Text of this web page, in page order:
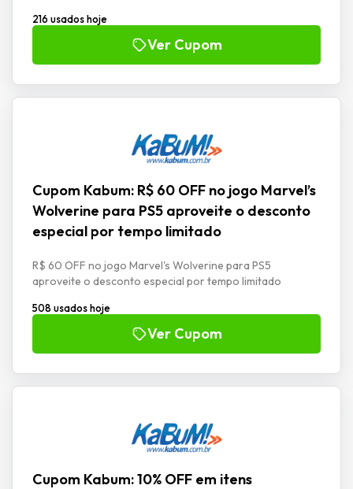
216 usados hoje
Ver Cupom
Cupom Kabum: R$ 60 OFF no jogo Marvel’s
Wolverine para PS5 aproveite o desconto
especial por tempo limitado
R$ 60 OFF no jogo Marvel's Wolverine para PS5
aproveite o desconto especial por tempo limitado
508 usados hoje
Ver Cupom
Cupom Kabum: 10% OFF em itens